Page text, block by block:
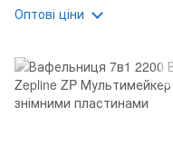
Оптові ціни